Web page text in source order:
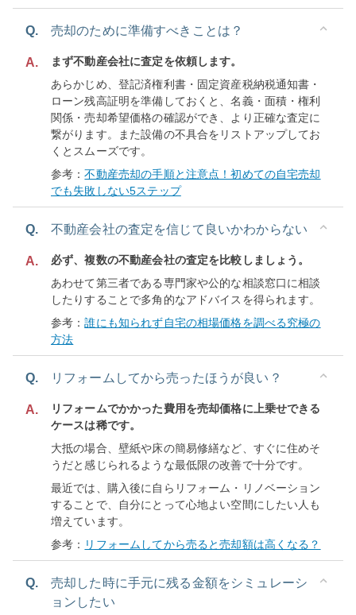
Q. 売却のために準備すべきことは？
A.
まず不動産会社に査定を依頼します。
あらかじめ、登記済権利書・固定資産税納税通知書・
ローン残高証明を準備しておくと、名義・面積・権利
関係・売却希望価格の確認ができ、より正確な査定に
繋がります。また設備の不具合をリストアップしてお
くとスムーズです。
参考：不動産売却の手順と注意点！初めての自宅売却
でも失敗しない5ステップ
Q. 不動産会社の査定を信じて良いかわからない
A.
必ず、複数の不動産会社の査定を比較しましょう。
あわせて第三者である専門家や公的な相談窓口に相談
したりすることで多角的なアドバイスを得られます。
参考：誰にも知られず自宅の相場価格を調べる究極の
方法
Q. リフォームしてから売ったほうが良い？
A.
リフォームでかかった費用を売却価格に上乗せできる
ケースは稀です。
大抵の場合、壁紙や床の簡易修繕など、すぐに住めそ
うだと感じられるような最低限の改善で十分です。
最近では、購入後に自らリフォーム・リノベーション
することで、自分にとって心地よい空間にしたい人も
増えています。
参考： リフォームしてから売ると売却額は高くなる？
Q.
売却した時に手元に残る金額をシミュレーシ
ョンしたい